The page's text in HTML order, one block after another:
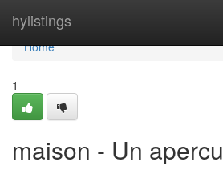
hylistings
Home
Home
1
maison - Un apercu